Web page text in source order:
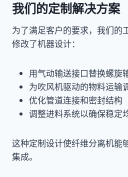
我们的定制解决方案
为了满足客户的要求，我们的
修改了机器设计：
用气动输送接口替换螺旋
为吹风机驱动的物料运输
优化管道连接和密封结构
调整进料系统以确保稳定
这种定制设计使纤维分离机能
集成。